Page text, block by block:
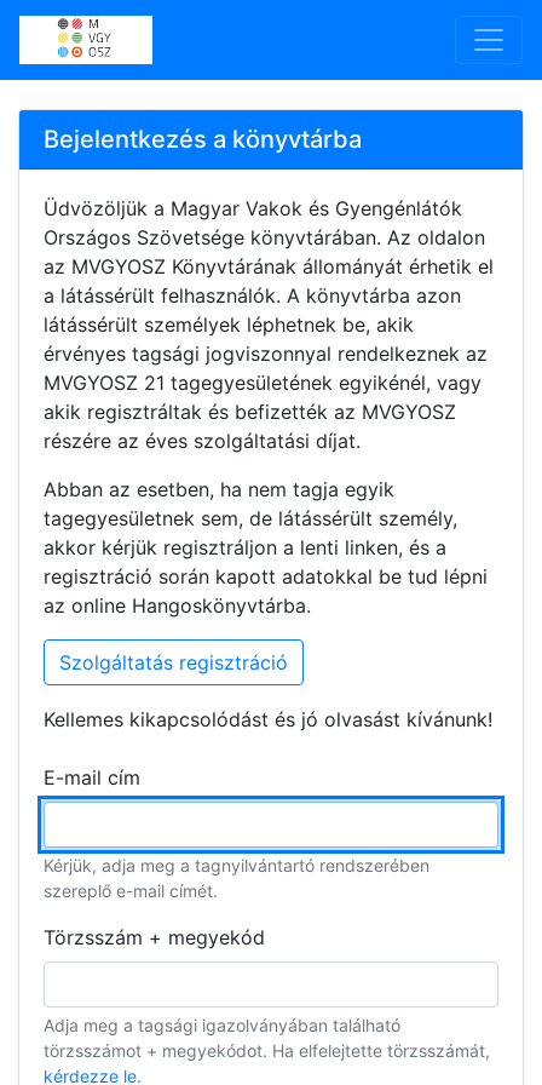
Bejelentkezés a könyvtárba
Üdvözöljük a Magyar Vakok és Gyengénlátók
Országos Szövetsége könyvtárában. Az oldalon
az MVGYOSZ Könyvtárának állományát érhetik el
a látássérült felhasználók. A könyvtárba azon
látássérült személyek léphetnek be, akik
érvényes tagsági jogviszonnyal rendelkeznek az
MVGYOSZ 21 tagegyesületének egyikénél, vagy
akik regisztráltak és befizették az MVGYOSZ
részére az éves szolgáltatási díjat.
Abban az esetben, ha nem tagja egyik
tagegyesületnek sem, de látássérült személy,
akkor kérjük regisztráljon a lenti linken, és a
regisztráció során kapott adatokkal be tud lépni
az online Hangoskönyvtárba.
Szolgáltatás regisztráció
Kellemes kikapcsolódást és jó olvasást kívánunk!
E-mail cím
Kérjük, adja meg a tagnyilvántartó rendszerében
szereplő e-mail címét.
Törzsszám + megyekód
Adja meg a tagsági igazolványában található
törzsszámot + megyekódot. Ha elfelejtette törzsszámát,
kérdezze le.